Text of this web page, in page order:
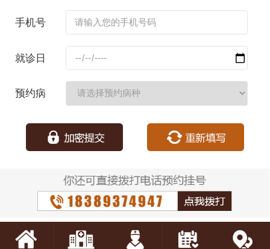
手机号
就诊日
预约病